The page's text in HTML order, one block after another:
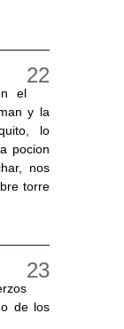
el
y la
lo
pocion
nos
torre
de los